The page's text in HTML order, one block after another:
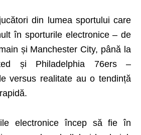
din lumea sportului care
în sporturile electronice – de
și Manchester City, până la
și Philadelphia 76ers –
versus realitate au o tendință
electronice încep să fie în